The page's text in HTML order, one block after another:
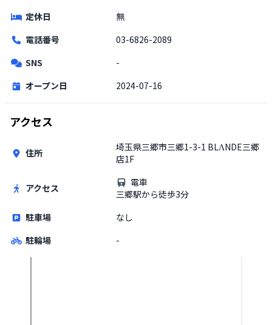
定休日
無
電話番号
03-6826-2089
SNS
-
オープン日
2024-07-16
アクセス
住所
埼玉県三郷市三郷1-3-1 BLΛNDE三郷
店1F
アクセス
電車
三郷駅から徒歩3分
駐車場
なし
駐輪場
-